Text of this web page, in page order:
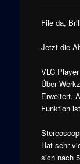
File da,
Jetzt die
VLC Player
Über
Erweitert,
Funktion
Hat sehr
sich nach